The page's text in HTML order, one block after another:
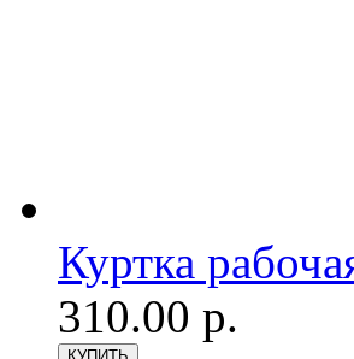
Куртка
310.00 р.